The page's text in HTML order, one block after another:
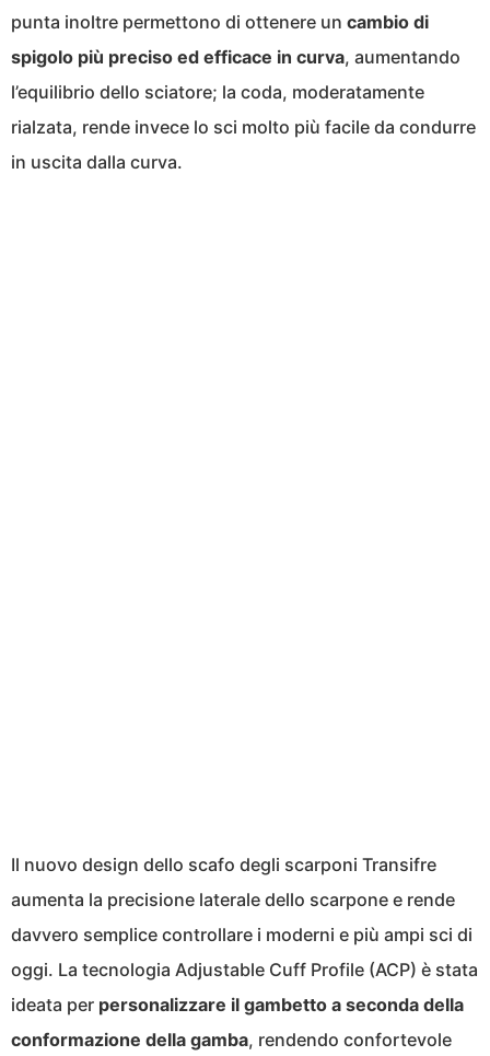
punta inoltre permettono di ottenere un cambio di
spigolo più preciso ed efficace in curva, aumentando
l’equilibrio dello sciatore; la coda, moderatamente
rialzata, rende invece lo sci molto più facile da condurre
in uscita dalla curva.
Il nuovo design dello scafo degli scarponi Transifre
aumenta la precisione laterale dello scarpone e rende
davvero semplice controllare i moderni e più ampi sci di
oggi. La tecnologia Adjustable Cuff Profile (ACP) è stata
ideata per personalizzare il gambetto a seconda della
conformazione della gamba, rendendo confortevole